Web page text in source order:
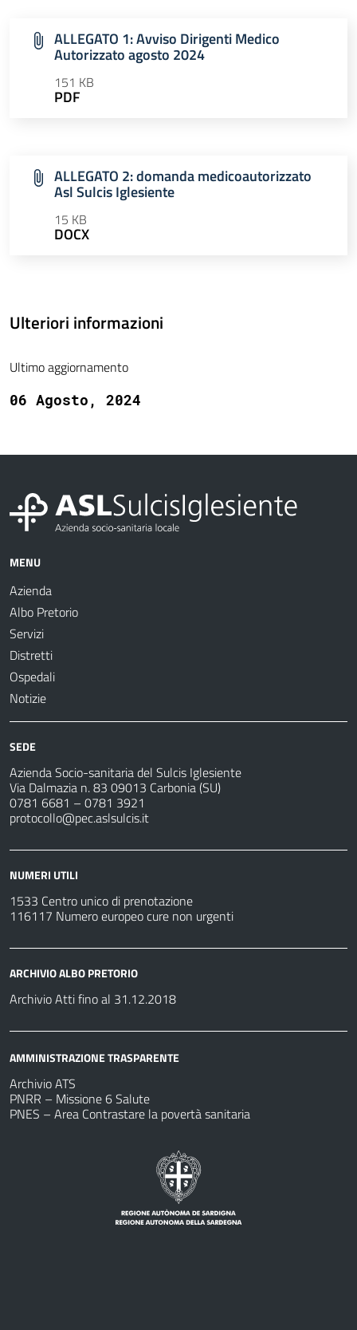
ALLEGATO 1: Avviso Dirigenti Medico
Autorizzato agosto 2024
151 KB
PDF
ALLEGATO 2: domanda medicoautorizzato
Asl Sulcis Iglesiente
15 KB
DOCX
Ulteriori informazioni
Ultimo aggiornamento
06 Agosto, 2024
MENU
Azienda
Albo Pretorio
Servizi
Distretti
Ospedali
Notizie
SEDE
Azienda Socio-sanitaria del Sulcis Iglesiente
Via Dalmazia n. 83 09013 Carbonia (SU)
0781 6681 – 0781 3921
protocollo@pec.aslsulcis.it
NUMERI UTILI
1533 Centro unico di prenotazione
116117 Numero europeo cure non urgenti
ARCHIVIO ALBO PRETORIO
Archivio Atti fino al 31.12.2018
AMMINISTRAZIONE TRASPARENTE
Archivio ATS
PNRR – Missione 6 Salute
PNES – Area Contrastare la povertà sanitaria